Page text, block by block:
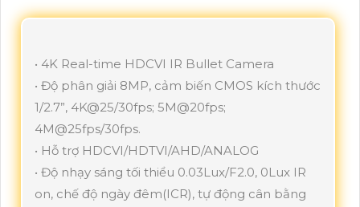
• 4K Real-time HDCVI IR Bullet Camera
• Độ phân giải 8MP, cảm biến CMOS kích thước
1/2.7”, 4K@25/30fps; 5M@20fps;
4M@25fps/30fps.
• Hỗ trợ HDCVI/HDTVI/AHD/ANALOG
• Độ nhạy sáng tối thiểu 0.03Lux/F2.0, 0Lux IR
on, chế độ ngày đêm(ICR), tự động cân bằng